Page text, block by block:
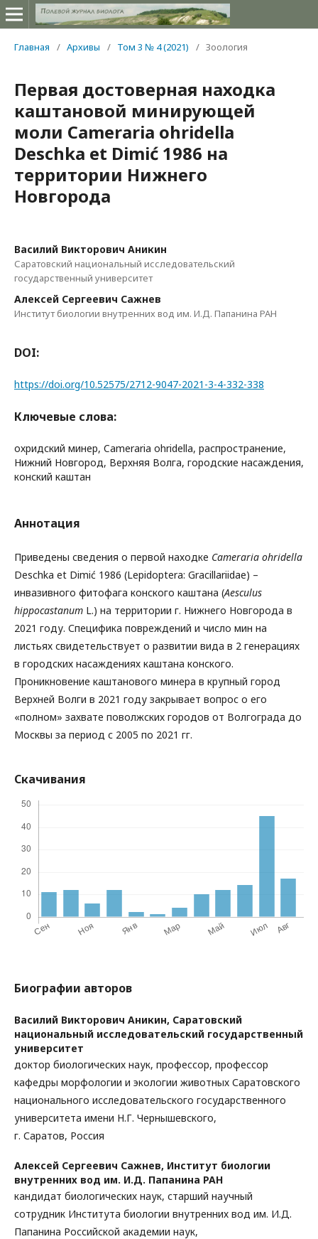
Главная / Архивы / Том 3 № 4 (2021) / Зоология
Первая достоверная находка
каштановой минирующей
моли Cameraria ohridella
Deschka et Dimić 1986 на
территории Нижнего
Новгорода
Василий Викторович Аникин
Саратовский национальный исследовательский
государственный университет
Алексей Сергеевич Сажнев
Институт биологии внутренних вод им. И.Д. Папанина РАН
DOI:
https://doi.org/10.52575/2712-9047-2021-3-4-332-338
Ключевые слова:
охридский минер, Cameraria ohridella, распространение,
Нижний Новгород, Верхняя Волга, городские насаждения,
конский каштан
Аннотация
Приведены сведения о первой находке Cameraria ohridella
Deschka et Dimić 1986 (Lepidoptera: Gracillariidae) –
инвазивного фитофага конского каштана (Aesculus
hippocastanum L.) на территории г. Нижнего Новгорода в
2021 году. Специфика повреждений и число мин на
листьях свидетельствует о развитии вида в 2 генерациях
в городских насаждениях каштана конского.
Проникновение каштанового минера в крупный город
Верхней Волги в 2021 году закрывает вопрос о его
«полном» захвате поволжских городов от Волгограда до
Москвы за период с 2005 по 2021 гг.
Скачивания
Биографии авторов
Василий Викторович Аникин, Саратовский
национальный исследовательский государственный
университет
доктор биологических наук, профессор, профессор
кафедры морфологии и экологии животных Саратовского
национального исследовательского государственного
университета имени Н.Г. Чернышевского,
г. Саратов, Россия
Алексей Сергеевич Сажнев, Институт биологии
внутренних вод им. И.Д. Папанина РАН
кандидат биологических наук, старший научный
сотрудник Института биологии внутренних вод им. И.Д.
Папанина Российской академии наук,